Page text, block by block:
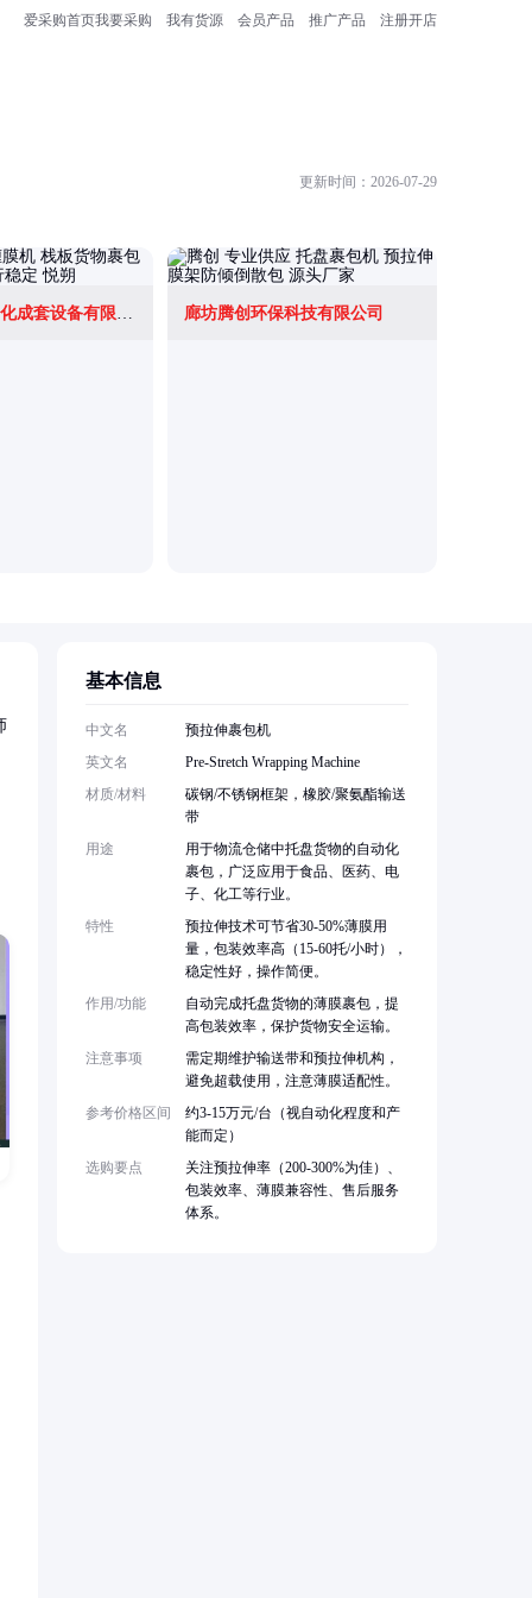
爱采购首页我要采购 我有货源 会员产品 推广产品 注册开店
更新时间：2026-07-29
上海悦朔自动化成套设备有限公司 廊坊腾创环保科技有限公司
基本信息
中文名
预拉伸裹包机
英文名
Pre-Stretch Wrapping Machine
材质/材料
碳钢/不锈钢框架，橡胶/聚氨酯输送
带
用途
用于物流仓储中托盘货物的自动化
裹包，广泛应用于食品、医药、电
子、化工等行业。
特性
预拉伸技术可节省30-50%薄膜用
量，包装效率高（15-60托/小时），
稳定性好，操作简便。
作用/功能
自动完成托盘货物的薄膜裹包，提
高包装效率，保护货物安全运输。
注意事项
需定期维护输送带和预拉伸机构，
避免超载使用，注意薄膜适配性。
参考价格区间
约3-15万元/台（视自动化程度和产
能而定）
选购要点
关注预拉伸率（200-300%为佳）、
包装效率、薄膜兼容性、售后服务
体系。